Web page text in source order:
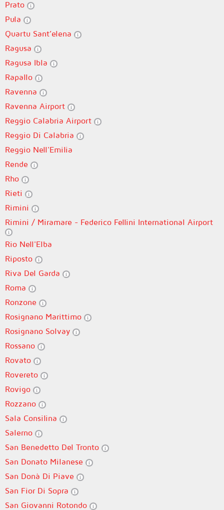
Prato
Pula
Quartu Sant’elena
Ragusa
Ragusa Ibla
Rapallo
Ravenna
Ravenna Airport
Reggio Calabria Airport
Reggio Di Calabria
Reggio Nell'Emilia
Rende
Rho
Rieti
Rimini
Rimini / Miramare - Federico Fellini International Airport
Rio Nell'Elba
Riposto
Riva Del Garda
Roma
Ronzone
Rosignano Marittimo
Rosignano Solvay
Rossano
Rovato
Rovereto
Rovigo
Rozzano
Sala Consilina
Salerno
San Benedetto Del Tronto
San Donato Milanese
San Donà Di Piave
San Fior Di Sopra
San Giovanni Rotondo